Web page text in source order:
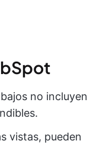
no incluyen
vistas, pueden